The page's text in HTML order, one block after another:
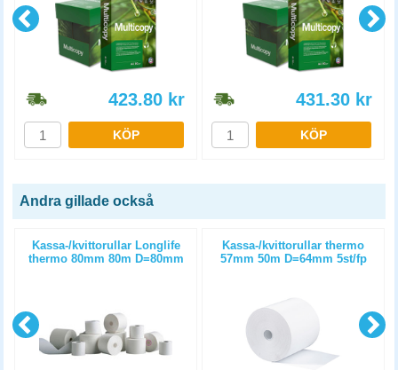
423.80 kr
KÖP
431.30 kr
KÖP
Andra gillade också
Kassa-/kvittorullar Longlife
thermo 80mm 80m D=80mm
Kassa-/kvittorullar thermo
57mm 50m D=64mm 5st/fp